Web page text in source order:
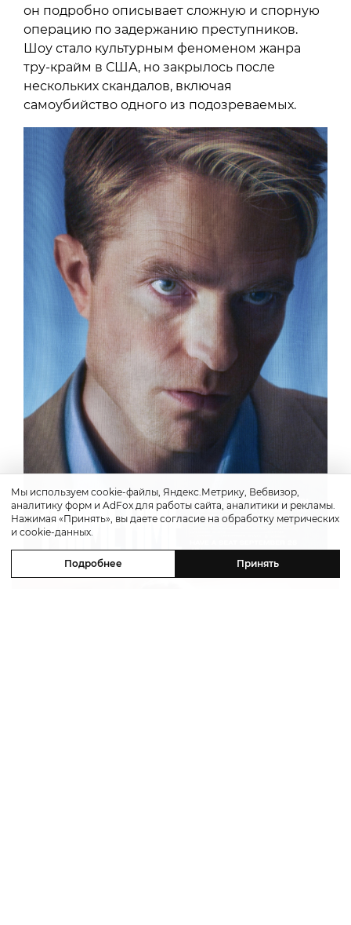
он подробно описывает сложную и спорную
операцию по задержанию преступников.
Шоу стало культурным феноменом жанра
тру-крайм в США, но закрылось после
нескольких скандалов, включая
самоубийство одного из подозреваемых.
Мы используем cookie-файлы, Яндекс.Метрику, Вебвизор,
аналитику форм и AdFox для работы сайта, аналитики и рекламы.
Нажимая «Принять», вы даете согласие на обработку метрических
и cookie-данных.
Подробнее Принять